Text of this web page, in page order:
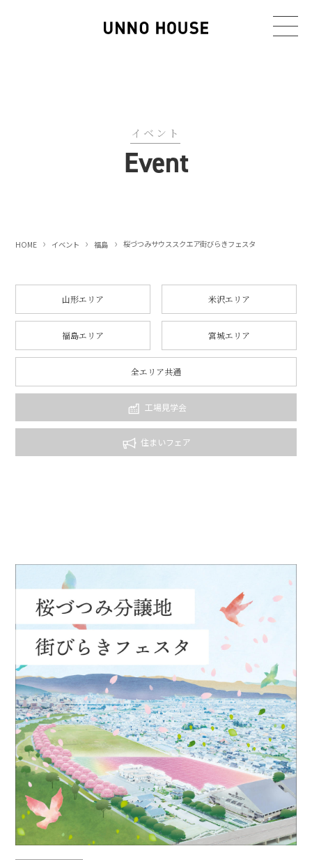
イベント
Event
HOME イベント 福島 桜づつみサウススクエア街びらきフェスタ
山形エリア 米沢エリア
福島エリア 宮城エリア
全エリア共通
工場見学会
住まいフェア